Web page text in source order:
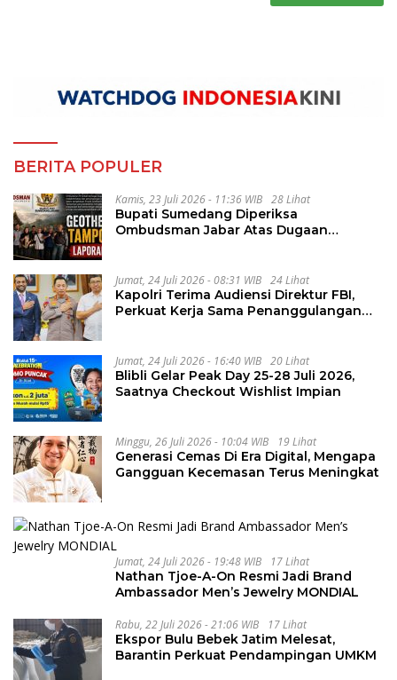
BERITA POPULER
Kamis, 23 Juli 2026 - 11:36 WIB 28 Lihat
Bupati Sumedang Diperiksa
Ombudsman Jabar Atas Dugaan
Jumat, 24 Juli 2026 - 08:31 WIB 24 Lihat
Kapolri Terima Audiensi Direktur FBI,
Perkuat Kerja Sama Penanggulangan
Jumat, 24 Juli 2026 - 16:40 WIB 20 Lihat
Blibli Gelar Peak Day 25-28 Juli 2026,
Saatnya Checkout Wishlist Impian
Minggu, 26 Juli 2026 - 10:04 WIB 19 Lihat
Generasi Cemas Di Era Digital, Mengapa
Gangguan Kecemasan Terus Meningkat
Jumat, 24 Juli 2026 - 19:48 WIB 17 Lihat
Nathan Tjoe-A-On Resmi Jadi Brand
Ambassador Men’s Jewelry MONDIAL
Rabu, 22 Juli 2026 - 21:06 WIB 17 Lihat
Ekspor Bulu Bebek Jatim Melesat,
Barantin Perkuat Pendampingan UMKM